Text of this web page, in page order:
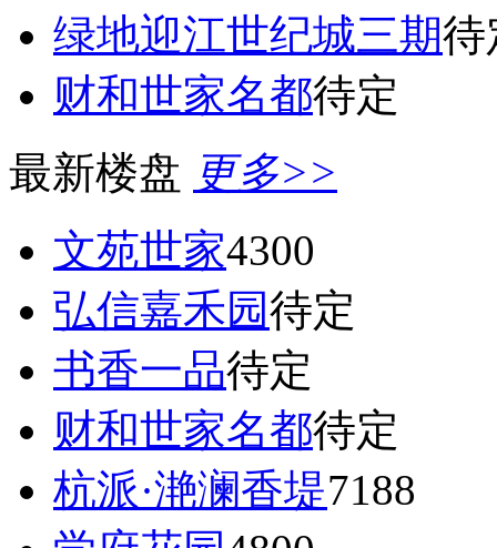
绿地迎江世纪城三期待
财和世家名都待定
最新楼盘 更多>>
文苑世家4300
弘信嘉禾园待定
书香一品待定
财和世家名都待定
杭派·滟澜香堤7188